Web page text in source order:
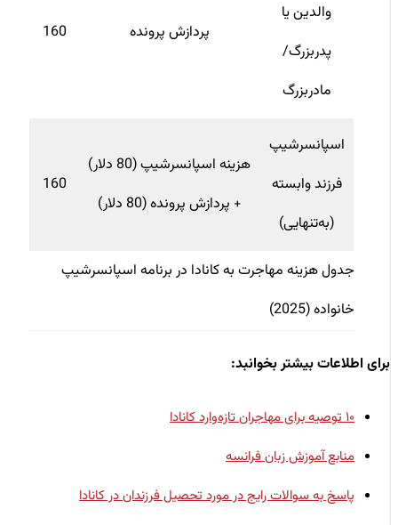
والدین یا
پدربزرگ/
مادربزرگ
پردازش پرونده 160
اسپانسرشیپ
فرزند وابسته
(به‌تنهایی)
هزینه اسپانسرشیپ (80 دلار)
+ پردازش پرونده (80 دلار)
160
جدول هزینه مهاجرت به کانادا در برنامه اسپانسرشیپ
خانواده (2025)
برای اطلاعات بیشتر بخوانبد:
۱۰ توصیه برای مهاجران تازه‌وارد کانادا
منابع آموزش زبان فرانسه
پاسخ به سوالات رایج در مورد تحصیل فرزندان در کانادا